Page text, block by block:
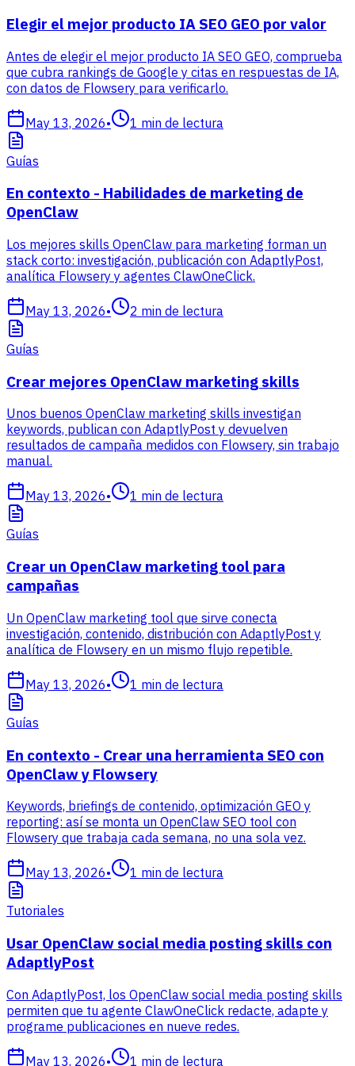
Elegir el mejor producto IA SEO GEO por valor
Antes de elegir el mejor producto IA SEO GEO, comprueba
que cubra rankings de Google y citas en respuestas de IA,
con datos de Flowsery para verificarlo.
May 13, 2026• 1 min de lectura
Guías
En contexto - Habilidades de marketing de
OpenClaw
Los mejores skills OpenClaw para marketing forman un
stack corto: investigación, publicación con AdaptlyPost,
analítica Flowsery y agentes ClawOneClick.
May 13, 2026• 2 min de lectura
Guías
Crear mejores OpenClaw marketing skills
Unos buenos OpenClaw marketing skills investigan
keywords, publican con AdaptlyPost y devuelven
resultados de campaña medidos con Flowsery, sin trabajo
manual.
May 13, 2026• 1 min de lectura
Guías
Crear un OpenClaw marketing tool para
campañas
Un OpenClaw marketing tool que sirve conecta
investigación, contenido, distribución con AdaptlyPost y
analítica de Flowsery en un mismo flujo repetible.
May 13, 2026• 1 min de lectura
Guías
En contexto - Crear una herramienta SEO con
OpenClaw y Flowsery
Keywords, briefings de contenido, optimización GEO y
reporting: así se monta un OpenClaw SEO tool con
Flowsery que trabaja cada semana, no una sola vez.
May 13, 2026• 1 min de lectura
Tutoriales
Usar OpenClaw social media posting skills con
AdaptlyPost
Con AdaptlyPost, los OpenClaw social media posting skills
permiten que tu agente ClawOneClick redacte, adapte y
programe publicaciones en nueve redes.
May 13, 2026• 1 min de lectura